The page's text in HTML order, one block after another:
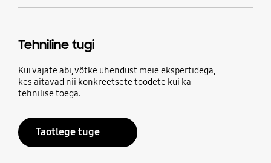
Tehniline tugi
Kui vajate abi, võtke ühendust meie ekspertidega,
kes aitavad nii konkreetsete toodete kui ka
tehnilise toega.
Taotlege tuge